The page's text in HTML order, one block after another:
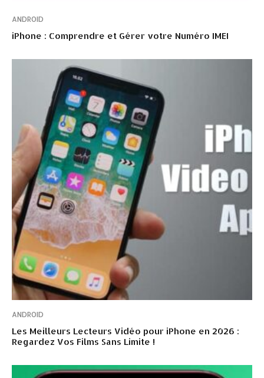
ANDROID
iPhone : Comprendre et Gérer votre Numéro IMEI
ANDROID
Les Meilleurs Lecteurs Vidéo pour iPhone en 2026 :
Regardez Vos Films Sans Limite !